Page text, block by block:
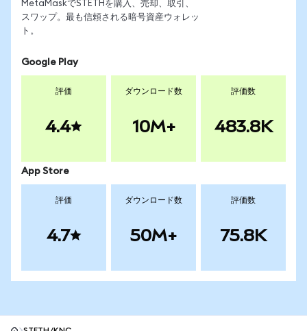
MetaMaskでSTETHを購入、売却、取引、
スワップ。最も信頼される暗号資産ウォレッ
ト。
Google Play
評価
4.4
ダウンロード数
10M+
評価数
483.8K
App Store
評価
4.7
ダウンロード数
50M+
評価数
75.8K